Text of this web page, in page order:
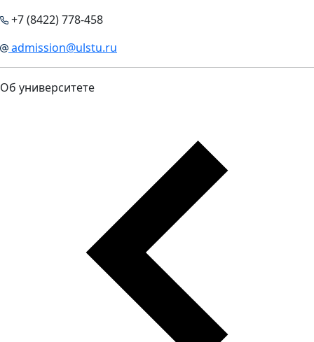
+7 (8422) 778-458
admission@ulstu.ru
Об университете